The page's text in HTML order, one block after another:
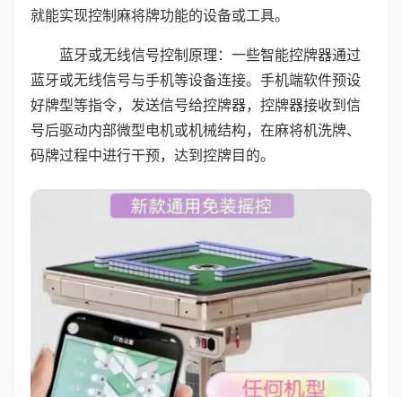
就能实现控制麻将牌功能的设备或工具。
蓝牙或无线信号控制原理：一些智能控牌器通过
蓝牙或无线信号与手机等设备连接。手机端软件预设
好牌型等指令，发送信号给控牌器，控牌器接收到信
号后驱动内部微型电机或机械结构，在麻将机洗牌、
码牌过程中进行干预，达到控牌目的。